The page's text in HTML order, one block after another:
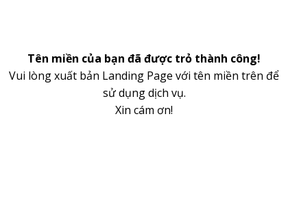
Tên miền của bạn đã được trỏ thành công!
Vui lòng xuất bản Landing Page với tên miền trên để
sử dụng dịch vụ.
Xin cám ơn!